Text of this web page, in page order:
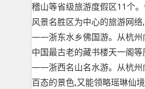
稽山等省级旅游度假区11个
风景名胜区为中心的旅游网
——浙东水乡佛国游。从杭州
中国最古老的藏书楼天一阁
——浙西名山名水游。从杭州
百态的景色,又能领略瑶琳仙